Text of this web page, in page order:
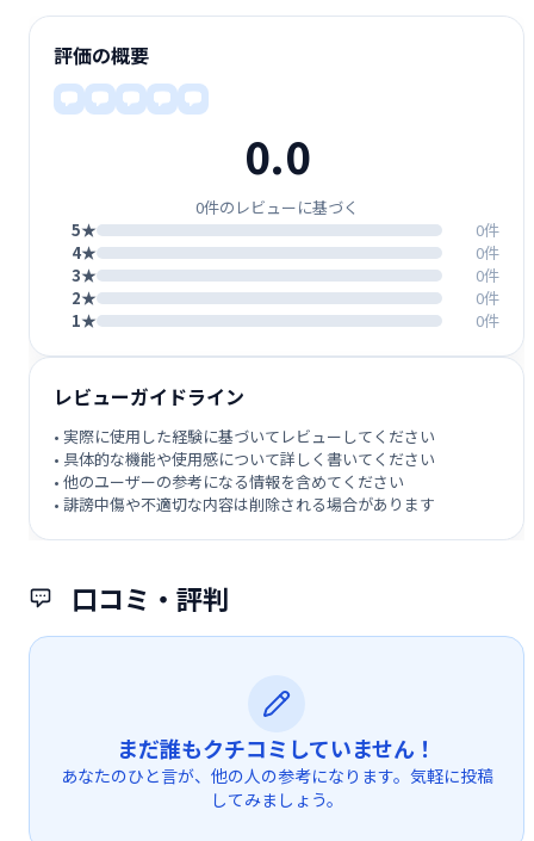
口コミ・評判
まだ誰もクチコミしていません！
あなたのひと言が、他の人の参考になります。気軽に投稿
してみましょう。
評価の概要
0.0
0件のレビューに基づく
5★
0件
4★
0件
3★
0件
2★
0件
1★
0件
レビューガイドライン
• 実際に使用した経験に基づいてレビューしてください
• 具体的な機能や使用感について詳しく書いてください
• 他のユーザーの参考になる情報を含めてください
• 誹謗中傷や不適切な内容は削除される場合があります